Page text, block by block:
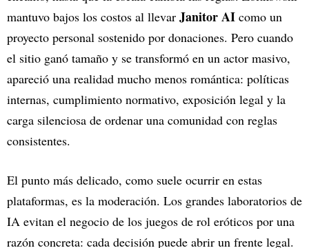
mantuvo bajos los costos al llevar Janitor AI como un
proyecto personal sostenido por donaciones. Pero cuando
el sitio ganó tamaño y se transformó en un actor masivo,
apareció una realidad mucho menos romántica: políticas
internas, cumplimiento normativo, exposición legal y la
carga silenciosa de ordenar una comunidad con reglas
consistentes.
El punto más delicado, como suele ocurrir en estas
plataformas, es la moderación. Los grandes laboratorios de
IA evitan el negocio de los juegos de rol eróticos por una
razón concreta: cada decisión puede abrir un frente legal.